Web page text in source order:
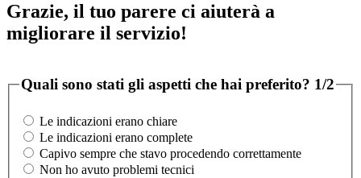
Grazie, il tuo parere ci aiuterà a
migliorare il servizio!
Quali sono stati gli aspetti che hai preferito? 1/2
Le indicazioni erano chiare
Le indicazioni erano complete
Capivo sempre che stavo procedendo correttamente
Non ho avuto problemi tecnici